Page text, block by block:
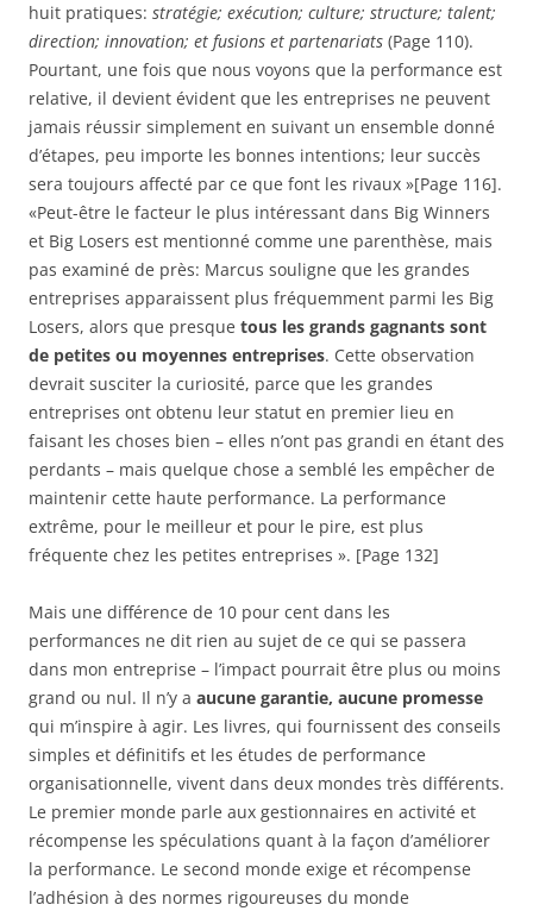
huit pratiques: stratégie; exécution; culture; structure; talent;
direction; innovation; et fusions et partenariats (Page 110).
Pourtant, une fois que nous voyons que la performance est
relative, il devient évident que les entreprises ne peuvent
jamais réussir simplement en suivant un ensemble donné
d’étapes, peu importe les bonnes intentions; leur succès
sera toujours affecté par ce que font les rivaux »[Page 116].
«Peut-être le facteur le plus intéressant dans Big Winners
et Big Losers est mentionné comme une parenthèse, mais
pas examiné de près: Marcus souligne que les grandes
entreprises apparaissent plus fréquemment parmi les Big
Losers, alors que presque tous les grands gagnants sont
de petites ou moyennes entreprises. Cette observation
devrait susciter la curiosité, parce que les grandes
entreprises ont obtenu leur statut en premier lieu en
faisant les choses bien – elles n’ont pas grandi en étant des
perdants – mais quelque chose a semblé les empêcher de
maintenir cette haute performance. La performance
extrême, pour le meilleur et pour le pire, est plus
fréquente chez les petites entreprises ». [Page 132]
Mais une différence de 10 pour cent dans les
performances ne dit rien au sujet de ce qui se passera
dans mon entreprise – l’impact pourrait être plus ou moins
grand ou nul. Il n’y a aucune garantie, aucune promesse
qui m’inspire à agir. Les livres, qui fournissent des conseils
simples et définitifs et les études de performance
organisationnelle, vivent dans deux mondes très différents.
Le premier monde parle aux gestionnaires en activité et
récompense les spéculations quant à la façon d’améliorer
la performance. Le second monde exige et récompense
l’adhésion à des normes rigoureuses du monde